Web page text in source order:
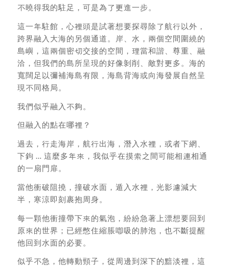
不曉得我的駐足，可是為了更進一步。
這一年駐館，心裡頭是試著想要探尋除了航行以外，
跨界融入大海的另個通道。岸、水，兩個空間圍繞的
島嶼，這兩個密切交接的空間，理當和諧、尊重、融
洽，但我們的島所呈現的好像剝削、敵對更多。海的
寬闊足以彌補海島有限，海島背海或向海發展自然呈
現不同格局。
我們似乎融入不夠。
但融入的點在哪裡？
過去，行走海岸，航行出海，潛入水裡，或者下網、
下鉤 … 這麼多年來，我似乎在摸索之間可能相連相通
的一扇門扉。
當他衝破阻撓，撞破水面，遁入水裡，光影濾減大
半，寒涼即刻裹抱周身。
每一顆他衝撞帶下來的氣泡，紛紛急著上漂想要回到
原來的世界；已經憋住縮脹喞吸的肺泡，也不斷提醒
他回到水面的必要。
似乎不急，他轉動頸子，從周邊到深下的黯淡裡，這